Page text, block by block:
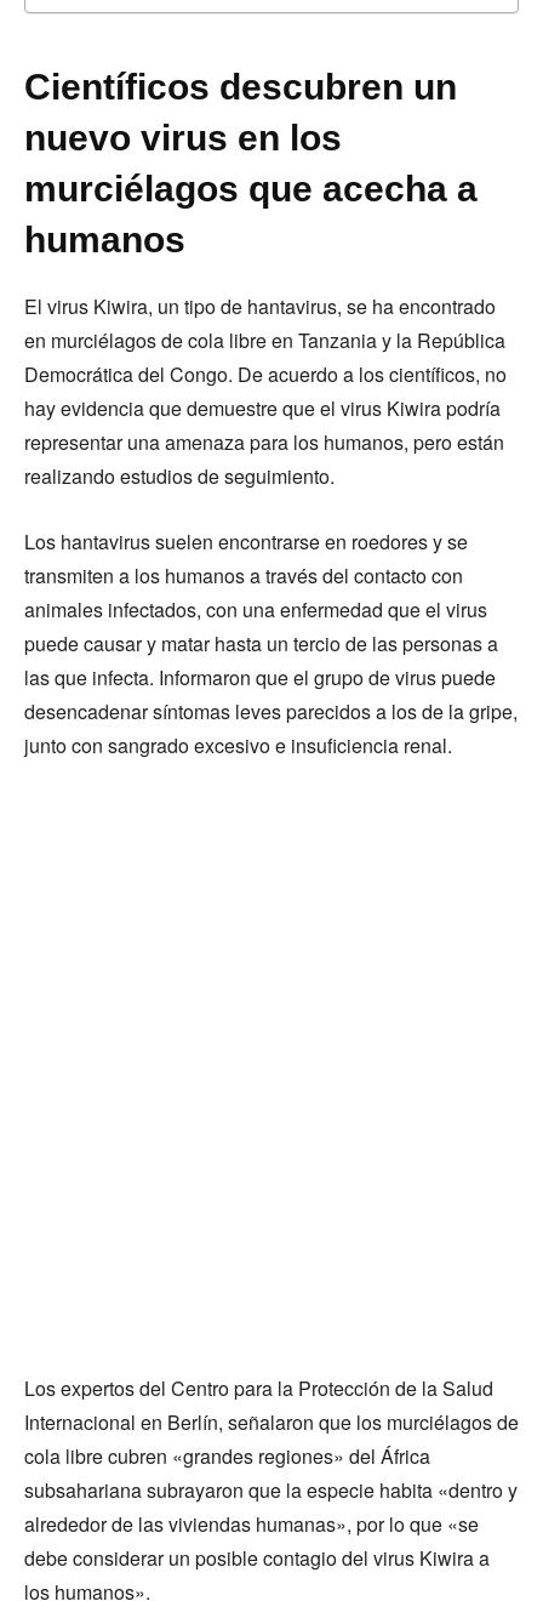
Científicos descubren un
nuevo virus en los
murciélagos que acecha a
humanos
El virus Kiwira, un tipo de hantavirus, se ha encontrado
en murciélagos de cola libre en Tanzania y la República
Democrática del Congo. De acuerdo a los científicos, no
hay evidencia que demuestre que el virus Kiwira podría
representar una amenaza para los humanos, pero están
realizando estudios de seguimiento.
Los hantavirus suelen encontrarse en roedores y se
transmiten a los humanos a través del contacto con
animales infectados, con una enfermedad que el virus
puede causar y matar hasta un tercio de las personas a
las que infecta. Informaron que el grupo de virus puede
desencadenar síntomas leves parecidos a los de la gripe,
junto con sangrado excesivo e insuficiencia renal.
Los expertos del Centro para la Protección de la Salud
Internacional en Berlín, señalaron que los murciélagos de
cola libre cubren «grandes regiones» del África
subsahariana subrayaron que la especie habita «dentro y
alrededor de las viviendas humanas», por lo que «se
debe considerar un posible contagio del virus Kiwira a
los humanos».